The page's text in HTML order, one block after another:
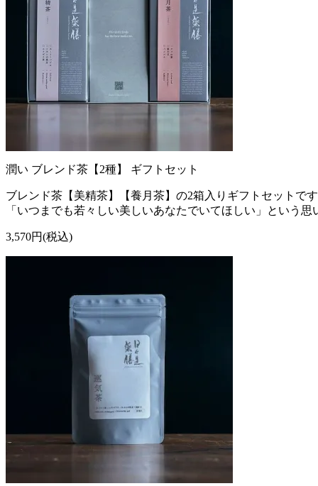
潤い ブレンド茶【2種】 ギフトセット
ブレンド茶【美精茶】【養月茶】の2箱入りギフトセットです
「いつまでも若々しい美しいあなたでいてほしい」という
3,570円(税込)